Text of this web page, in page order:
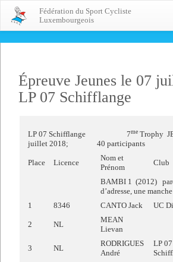
Fédération du Sport Cycliste
Luxembourgeois
Épreuve Jeunes le 07
LP 07 Schifflange
LP 07 Schifflange 7me
juillet 2018; 40 participants
Place Licence
Nom et
Prénom
Club
BAMBI 1 (2012)
d’adresse, une manche
1
8346 CANTO Jack UC
2 NL
MEAN
Lievan
3 NL
RODRIGUES
André
LP 07